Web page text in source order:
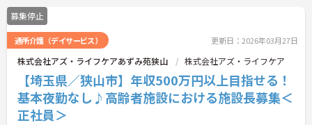
用研修」をはじめ、コンプライアンス研修や職種別
専門研修など、成長を支えるプログラムが豊富で
す。また、資格取得への評価も手厚く、スキルアッ
プが収入アップにもつながります。
＜プライベートも大切にできる柔軟な働き方＞年間
休日は117日あり、1時間単位で取得できる有給休暇
や、最大40日まで積み立てられる積立有給休暇な
ど、休みを取りやすい制度が整っています。
募集停止
通所介護（デイサービス） 更新日：2026年03月27日
株式会社アズ・ライフケアあずみ苑狭山 株式会社アズ・ライフケア
【埼玉県／狭山市】年収500万円以上目指せる！
基本夜勤なし♪高齢者施設における施設長募集＜
正社員＞